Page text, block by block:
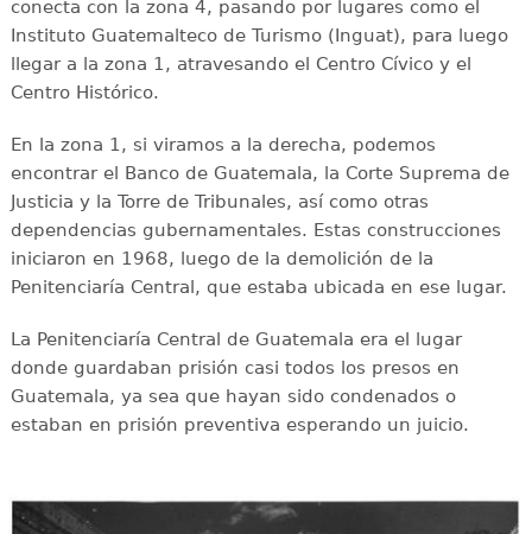
conecta con la zona 4, pasando por lugares como el
Instituto Guatemalteco de Turismo (Inguat), para luego
llegar a la zona 1, atravesando el Centro Cívico y el
Centro Histórico.
En la zona 1, si viramos a la derecha, podemos
encontrar el Banco de Guatemala, la Corte Suprema de
Justicia y la Torre de Tribunales, así como otras
dependencias gubernamentales. Estas construcciones
iniciaron en 1968, luego de la demolición de la
Penitenciaría Central, que estaba ubicada en ese lugar.
La Penitenciaría Central de Guatemala era el lugar
donde guardaban prisión casi todos los presos en
Guatemala, ya sea que hayan sido condenados o
estaban en prisión preventiva esperando un juicio.